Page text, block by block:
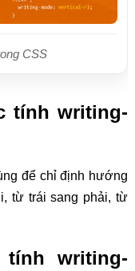
CSS
tính writing-
để chỉ định hướng
từ trái sang phải, từ
tính writing-